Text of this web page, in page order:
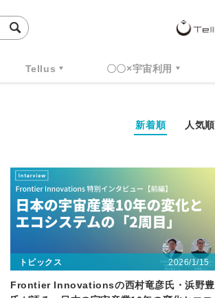
Tellus 〇〇×宇宙利用
新着順 人気順
トピックス 2026/1/15
Frontier Innovationsの西村竜彦氏・浜野豊